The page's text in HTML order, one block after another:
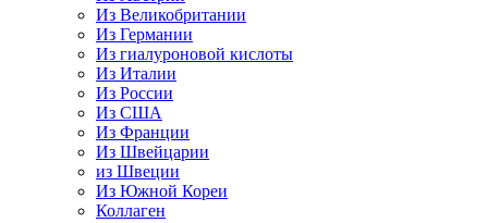
Из Великобритании
Из Германии
Из гиалуроновой кислоты
Из Италии
Из России
Из США
Из Франции
Из Швейцарии
из Швеции
Из Южной Кореи
Коллаген